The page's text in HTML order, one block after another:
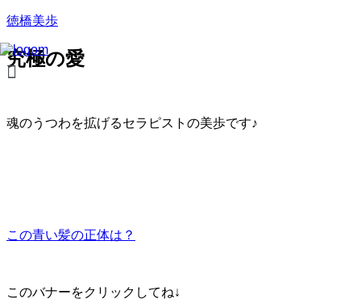
徳橋美歩
究極の愛
魂のうつわを拡げるセラピストの美歩です♪
この青い髪の正体は？
このバナーをクリックしてね↓